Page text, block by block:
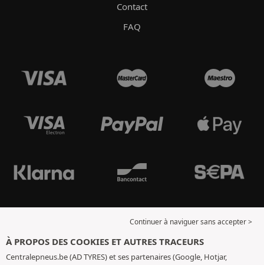
Contact
FAQ
Continuer à naviguer sans accepter >
À PROPOS DES COOKIES ET AUTRES TRACEURS
Centralepneus.be (AD TYRES) et ses partenaires (Google, Hotjar,